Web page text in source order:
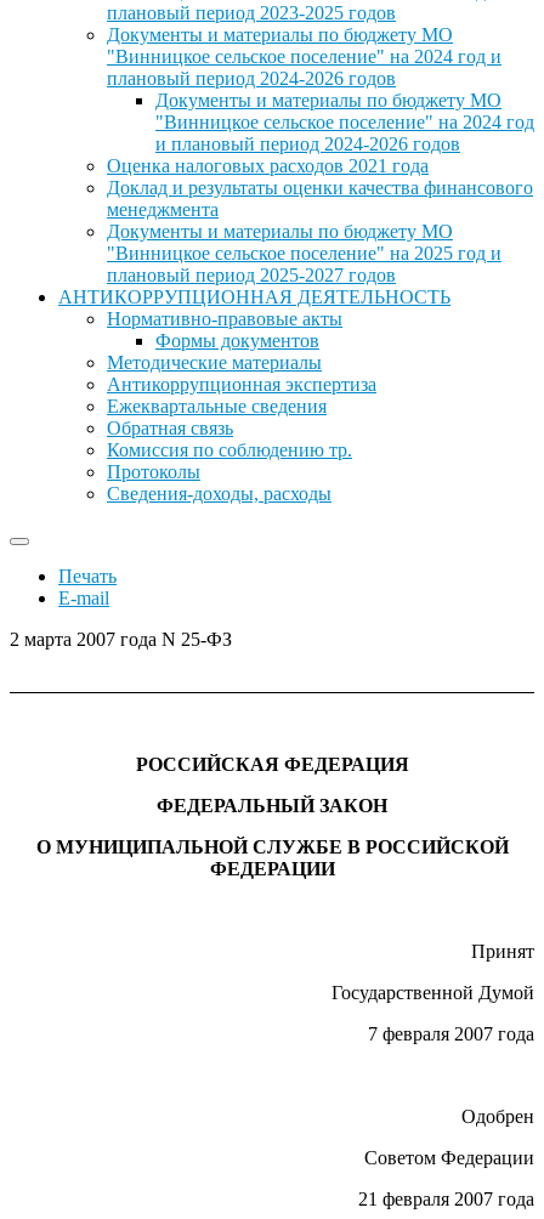
плановый период 2023-2025 годов
Документы и материалы по бюджету МО
"Винницкое сельское поселение" на 2024 год и
плановый период 2024-2026 годов
Документы и материалы по бюджету МО
"Винницкое сельское поселение" на 2024 год
и плановый период 2024-2026 годов
Оценка налоговых расходов 2021 года
Доклад и результаты оценки качества финансового
менеджмента
Документы и материалы по бюджету МО
"Винницкое сельское поселение" на 2025 год и
плановый период 2025-2027 годов
АНТИКОРРУПЦИОННАЯ ДЕЯТЕЛЬНОСТЬ
Нормативно-правовые акты
Формы документов
Методические материалы
Антикоррупционная экспертиза
Ежеквартальные сведения
Обратная связь
Комиссия по соблюдению тр.
Протоколы
Сведения-доходы, расходы
Печать
E-mail
2 марта 2007 года N 25-ФЗ
РОССИЙСКАЯ ФЕДЕРАЦИЯ
ФЕДЕРАЛЬНЫЙ ЗАКОН
О МУНИЦИПАЛЬНОЙ СЛУЖБЕ В РОССИЙСКОЙ
ФЕДЕРАЦИИ
Принят
Государственной Думой
7 февраля 2007 года
Одобрен
Советом Федерации
21 февраля 2007 года